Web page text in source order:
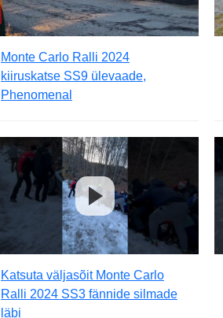
Monte Carlo Ralli 2024
kiiruskatse SS9 ülevaade,
Phenomenal
Katsuta väljasõit Monte Carlo
Ralli 2024 SS3 fännide silmade
läbi